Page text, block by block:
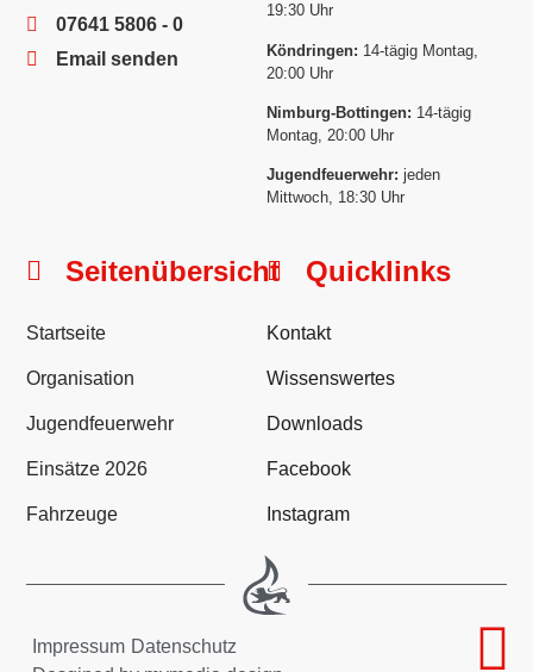
07641 5806 - 0
Email senden
19:30 Uhr
Köndringen: 14-tägig Montag,
20:00 Uhr
Nimburg-Bottingen: 14-tägig
Montag, 20:00 Uhr
Jugendfeuerwehr: jeden
Mittwoch, 18:30 Uhr
Seitenübersicht
Startseite
Organisation
Jugendfeuerwehr
Einsätze 2026
Fahrzeuge
Quicklinks
Kontakt
Wissenswertes
Downloads
Facebook
Instagram
Impressum Datenschutz